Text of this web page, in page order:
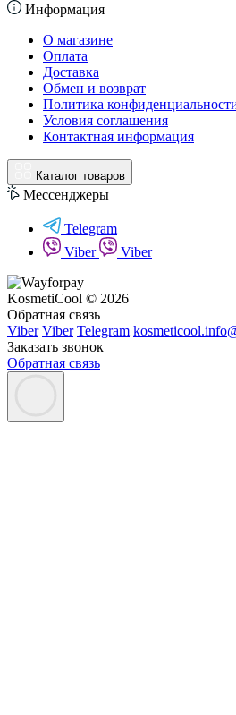
Информация
О магазине
Оплата
Доставка
Обмен и возврат
Политика
Условия соглашения
Контактная информация
Каталог товаров
Мессенджеры
Telegram
Viber
Viber
KosmetiCool © 2026
Обратная связь
Viber Viber Telegram
Заказать звонок
Обратная связь